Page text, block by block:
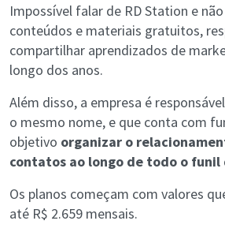
Impossível falar de RD Station e
conteúdos e materiais gratuitos,
compartilhar aprendizados de
longo dos anos.
Além disso, a empresa é
o mesmo nome, e que conta com
objetivo organizar o
contatos ao longo de todo o funil
Os planos começam com valores
até R$ 2.659 mensais.